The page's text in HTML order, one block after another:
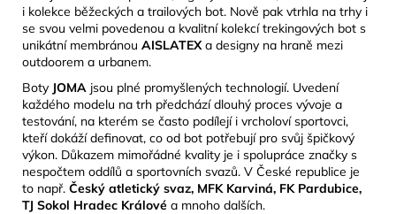
i kolekce běžeckých a trailových bot. Nově pak vtrhla na trhy i
se svou velmi povedenou a kvalitní kolekcí trekingových bot s
unikátní membránou AISLATEXa designy na hraně mezi
outdoorem a urbanem.
Boty JOMA jsou plné promyšlených technologií. Uvedení
každého modelu na trh předchází dlouhý proces vývoje a
testování, na kterém se často podílejí i vrcholoví sportovci,
kteří dokáží definovat, co od bot potřebují pro svůj špičkový
výkon. Důkazem mimořádné kvality je i spolupráce značky s
nespočtem oddílů a sportovních svazů. V České republice je
to např. Český atletický svaz, MFK Karviná, FK Pardubice,
TJ Sokol Hradec Králové a mnoho dalších.